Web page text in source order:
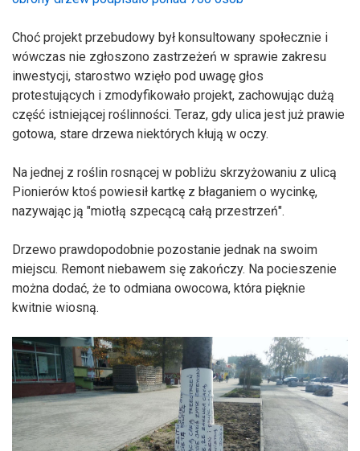
Choć projekt przebudowy był konsultowany społecznie i
wówczas nie zgłoszono zastrzeżeń w sprawie zakresu
inwestycji, starostwo wzięło pod uwagę głos
protestujących i zmodyfikowało projekt, zachowując dużą
część istniejącej roślinności. Teraz, gdy ulica jest już prawie
gotowa, stare drzewa niektórych kłują w oczy.
Na jednej z roślin rosnącej w pobliżu skrzyżowaniu z ulicą
Pionierów ktoś powiesił kartkę z błaganiem o wycinkę,
nazywając ją "miotłą szpecącą całą przestrzeń".
Drzewo prawdopodobnie pozostanie jednak na swoim
miejscu. Remont niebawem się zakończy. Na pocieszenie
można dodać, że to odmiana owocowa, która pięknie
kwitnie wiosną.